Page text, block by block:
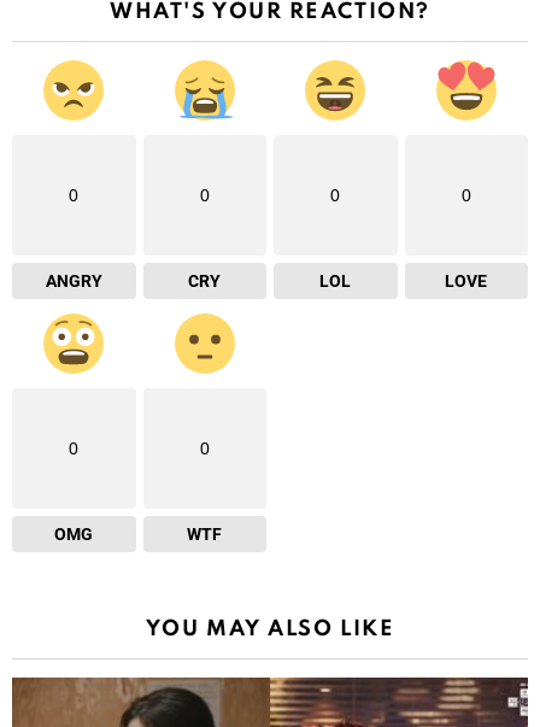
WHAT'S YOUR REACTION?
0
ANGRY
0
CRY
0
LOL
0
LOVE
0
OMG
0
WTF
YOU MAY ALSO LIKE